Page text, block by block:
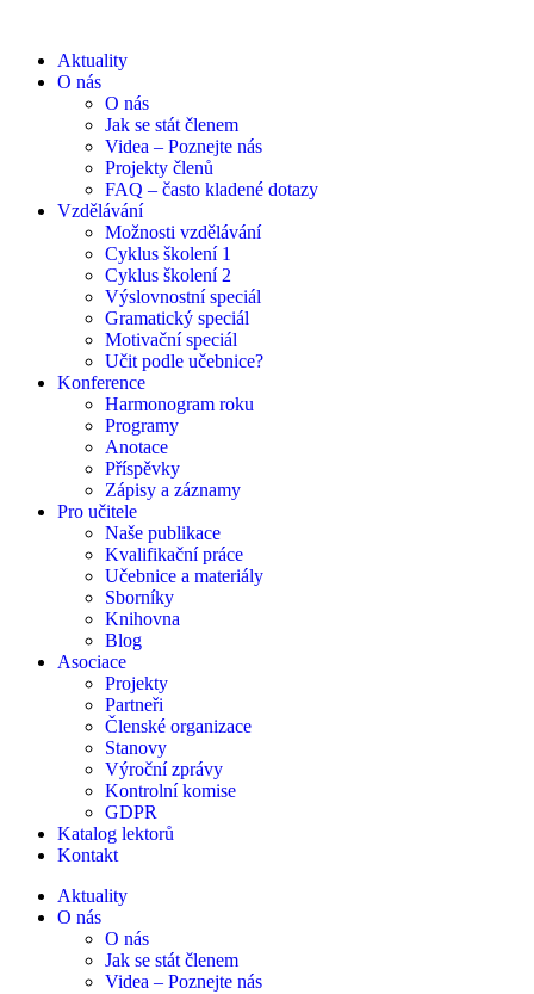
Aktuality
O nás
O nás
Jak se stát členem
Videa – Poznejte nás
Projekty členů
FAQ – často kladené dotazy
Vzdělávání
Možnosti vzdělávání
Cyklus školení 1
Cyklus školení 2
Výslovnostní speciál
Gramatický speciál
Motivační speciál
Učit podle učebnice?
Konference
Harmonogram roku
Programy
Anotace
Příspěvky
Zápisy a záznamy
Pro učitele
Naše publikace
Kvalifikační práce
Učebnice a materiály
Sborníky
Knihovna
Blog
Asociace
Projekty
Partneři
Členské organizace
Stanovy
Výroční zprávy
Kontrolní komise
GDPR
Katalog lektorů
Kontakt
Aktuality
O nás
O nás
Jak se stát členem
Videa – Poznejte nás